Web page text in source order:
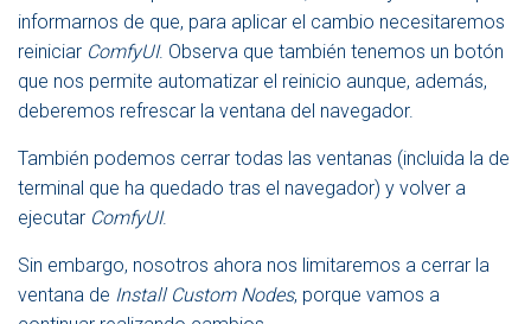
informarnos de que, para aplicar el cambio necesitaremos
reiniciar ComfyUI. Observa que también tenemos un botón
que nos permite automatizar el reinicio aunque, además,
deberemos refrescar la ventana del navegador.
También podemos cerrar todas las ventanas (incluida la de
terminal que ha quedado tras el navegador) y volver a
ejecutar ComfyUI.
Sin embargo, nosotros ahora nos limitaremos a cerrar la
ventana de Install Custom Nodes, porque vamos a